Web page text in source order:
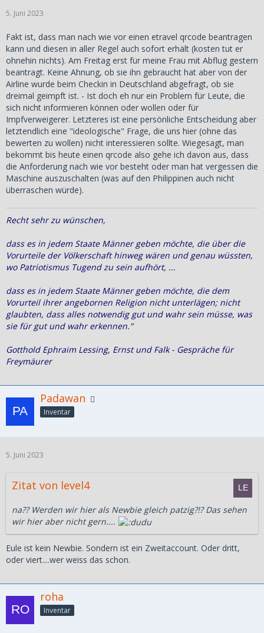
5. Juni 2023
Fakt ist, dass man nach wie vor einen etravel qrcode beantragen
kann und diesen in aller Regel auch sofort erhält (kosten tut er
ohnehin nichts). Am Freitag erst für meine Frau mit Abflug gestern
beantragt. Keine Ahnung, ob sie ihn gebraucht hat aber von der
Airline wurde beim Checkin in Deutschland abgefragt, ob sie
dreimal geimpft ist. - Ist doch eh nur ein Problem für Leute, die
sich nicht informieren können oder wollen oder für
Impfverweigerer. Letzteres ist eine persönliche Entscheidung aber
letztendlich eine "ideologische" Frage, die uns hier (ohne das
bewerten zu wollen) nicht interessieren sollte. Wiegesagt, man
bekommt bis heute einen qrcode also gehe ich davon aus, dass
die Anforderung nach wie vor besteht oder man hat vergessen die
Maschine auszuschalten (was auf den Philippinen auch nicht
überraschen würde).
Recht sehr zu wünschen,
dass es in jedem Staate Männer geben möchte, die über die
Vorurteile der Völkerschaft hinweg wären und genau wüssten,
wo Patriotismus Tugend zu sein aufhört, ...
dass es in jedem Staate Männer geben möchte, die dem
Vorurteil ihrer angebornen Religion nicht unterlägen; nicht
glaubten, dass alles notwendig gut und wahr sein müsse, was
sie für gut und wahr erkennen."
Gotthold Ephraim Lessing, Ernst und Falk - Gespräche für
Freymäurer
Padawan
Inventar
5. Juni 2023
Zitat von level4
na?? Werden wir hier als Newbie gleich patzig?!? Das sehen
wir hier aber nicht gern....
Eule ist kein Newbie. Sondern ist ein Zweitaccount. Oder dritt,
oder viert....wer weiss das schon.
roha
Inventar